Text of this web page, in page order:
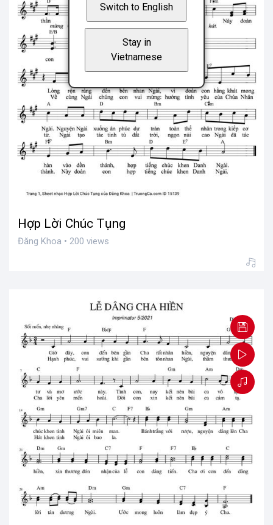
Hợp Lời Chúc Tụng
Đăng Khoa • 200 views
Switch to English
Stay in
Vietnamese